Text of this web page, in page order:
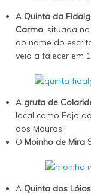
A Quinta da
Carmo, situada
ao nome do
veio a falecer em
A gruta de
local como Fojo
dos Mouros;
O Moinho de Mira
A Quinta dos Lóios